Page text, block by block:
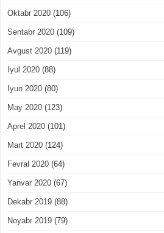
Oktabr 2020 (106)
Sentabr 2020 (109)
Avgust 2020 (119)
Iyul 2020 (88)
Iyun 2020 (80)
May 2020 (123)
Aprel 2020 (101)
Mart 2020 (124)
Fevral 2020 (64)
Yanvar 2020 (67)
Dekabr 2019 (88)
Noyabr 2019 (79)